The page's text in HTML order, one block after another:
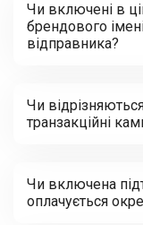
Чи включені в
брендового
відправника?
Чи
транзакційні
Чи включена
оплачується